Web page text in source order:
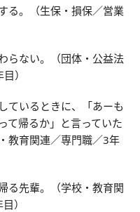
る。（生保・損保／営業
らない。（団体・公益法
）
ているときに、「あーも
て帰るか」と言っていた
教育関連／専門職／3年
る先輩。（学校・教育関
）